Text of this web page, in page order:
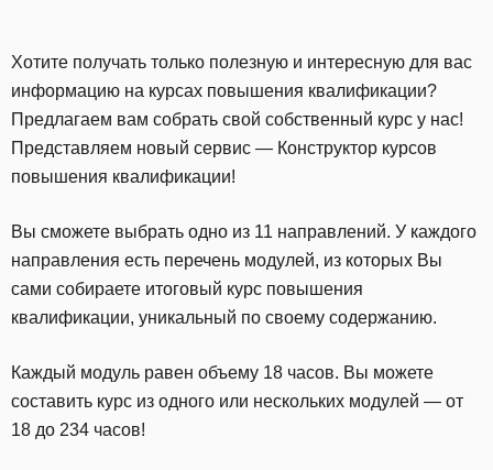
Хотите получать только полезную и интересную для вас
информацию на курсах повышения квалификации?
Предлагаем вам собрать свой собственный курс у нас!
Представляем новый сервис — Конструктор курсов
повышения квалификации!
Вы сможете выбрать одно из 11 направлений. У каждого
направления есть перечень модулей, из которых Вы
сами собираете итоговый курс повышения
квалификации, уникальный по своему содержанию.
Каждый модуль равен объему 18 часов. Вы можете
составить курс из одного или нескольких модулей — от
18 до 234 часов!